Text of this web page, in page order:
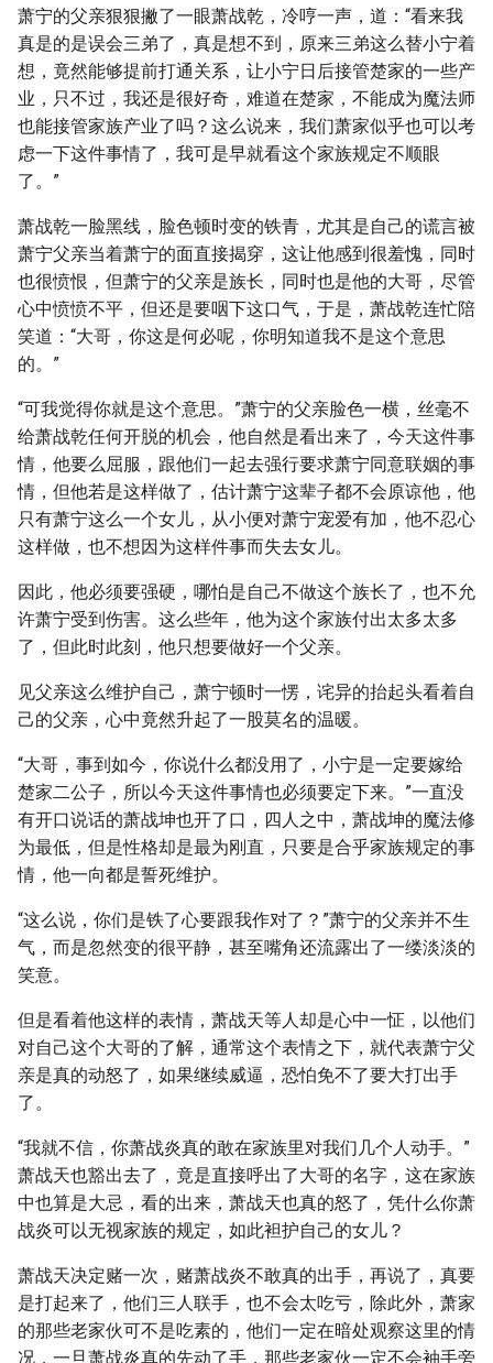
萧宁的父亲狠狠撇了一眼萧战乾，冷哼一声，道：“看来我
真是的是误会三弟了，真是想不到，原来三弟这么替小宁着
想，竟然能够提前打通关系，让小宁日后接管楚家的一些产
业，只不过，我还是很好奇，难道在楚家，不能成为魔法师
也能接管家族产业了吗？这么说来，我们萧家似乎也可以考
虑一下这件事情了，我可是早就看这个家族规定不顺眼
了。”
萧战乾一脸黑线，脸色顿时变的铁青，尤其是自己的谎言被
萧宁父亲当着萧宁的面直接揭穿，这让他感到很羞愧，同时
也很愤恨，但萧宁的父亲是族长，同时也是他的大哥，尽管
心中愤愤不平，但还是要咽下这口气，于是，萧战乾连忙陪
笑道：“大哥，你这是何必呢，你明知道我不是这个意思
的。”
“可我觉得你就是这个意思。”萧宁的父亲脸色一横，丝毫不
给萧战乾任何开脱的机会，他自然是看出来了，今天这件事
情，他要么屈服，跟他们一起去强行要求萧宁同意联姻的事
情，但他若是这样做了，估计萧宁这辈子都不会原谅他，他
只有萧宁这么一个女儿，从小便对萧宁宠爱有加，他不忍心
这样做，也不想因为这样件事而失去女儿。
因此，他必须要强硬，哪怕是自己不做这个族长了，也不允
许萧宁受到伤害。这么些年，他为这个家族付出太多太多
了，但此时此刻，他只想要做好一个父亲。
见父亲这么维护自己，萧宁顿时一愣，诧异的抬起头看着自
己的父亲，心中竟然升起了一股莫名的温暖。
“大哥，事到如今，你说什么都没用了，小宁是一定要嫁给
楚家二公子，所以今天这件事情也必须要定下来。”一直没
有开口说话的萧战坤也开了口，四人之中，萧战坤的魔法修
为最低，但是性格却是最为刚直，只要是合乎家族规定的事
情，他一向都是誓死维护。
“这么说，你们是铁了心要跟我作对了？”萧宁的父亲并不生
气，而是忽然变的很平静，甚至嘴角还流露出了一缕淡淡的
笑意。
但是看着他这样的表情，萧战天等人却是心中一怔，以他们
对自己这个大哥的了解，通常这个表情之下，就代表萧宁父
亲是真的动怒了，如果继续威逼，恐怕免不了要大打出手
了。
“我就不信，你萧战炎真的敢在家族里对我们几个人动手。”
萧战天也豁出去了，竟是直接呼出了大哥的名字，这在家族
中也算是大忌，看的出来，萧战天也真的怒了，凭什么你萧
战炎可以无视家族的规定，如此袒护自己的女儿？
萧战天决定赌一次，赌萧战炎不敢真的出手，再说了，真要
是打起来了，他们三人联手，也不会太吃亏，除此外，萧家
的那些老家伙可不是吃素的，他们一定在暗处观察这里的情
况，一旦萧战炎真的先动了手，那些老家伙一定不会袖手旁